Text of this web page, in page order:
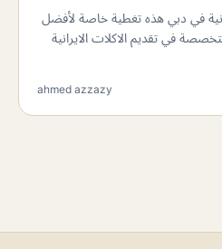
في دبي هذه تغطية خاصة لأفضل
في تقديم الاكلات الايرانية
ahmed azzazy